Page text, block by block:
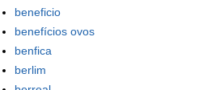
beneficio
benefícios ovos
benfica
berlim